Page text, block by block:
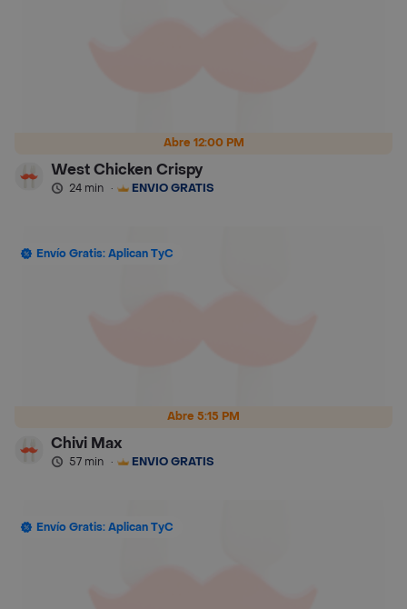
Abre 12:00 PM
West Chicken Crispy
24 min · ENVÍO GRATIS
Abre 5:15 PM
Envío Gratis: Aplican TyC
Chivi Max
57 min · ENVÍO GRATIS
Envío Gratis: Aplican TyC